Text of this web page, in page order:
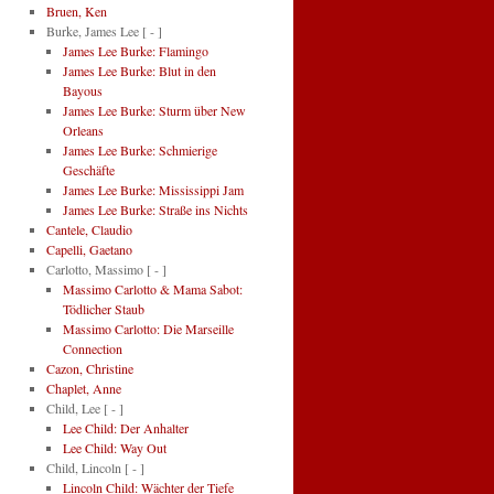
Bruen, Ken
Burke, James Lee [ - ]
James Lee Burke: Flamingo
James Lee Burke: Blut in den
Bayous
James Lee Burke: Sturm über New
Orleans
James Lee Burke: Schmierige
Geschäfte
James Lee Burke: Mississippi Jam
James Lee Burke: Straße ins Nichts
Cantele, Claudio
Capelli, Gaetano
Carlotto, Massimo [ - ]
Massimo Carlotto & Mama Sabot:
Tödlicher Staub
Massimo Carlotto: Die Marseille
Connection
Cazon, Christine
Chaplet, Anne
Child, Lee [ - ]
Lee Child: Der Anhalter
Lee Child: Way Out
Child, Lincoln [ - ]
Lincoln Child: Wächter der Tiefe